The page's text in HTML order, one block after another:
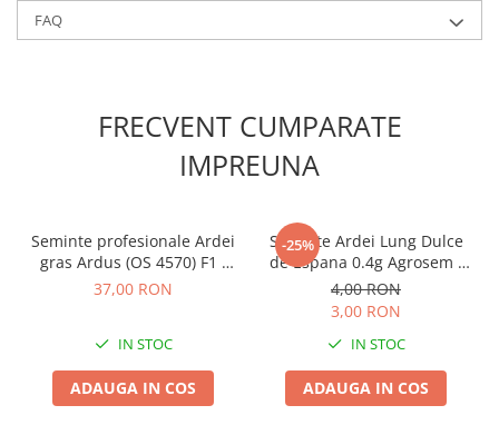
Cantare
Centuri/chingi
Demarouri drujba
Discuri debitare
Feronerie si accesorii
Fierastraie manuale
FAQ
FRECVENT CUMPARATE
IMPREUNA
Seminte profesionale Ardei
gras Ardus (OS 4570) F1 -
100 seminte Klastorf - Ardei
37,00 RON
IN STOC
ADAUGA IN COS
-25%
Seminte Ardei Lung Dulce
de Espana 0.4g Agrosem -
Fructe Uriase si Dulci
4,00 RON
3,00 RON
IN STOC
ADAUGA IN COS